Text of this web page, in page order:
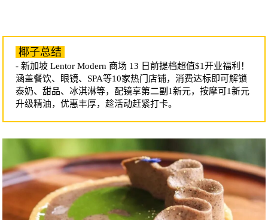
椰子总结
- 新加坡 Lentor Modern 商场 13 日前提档超值$1开业福利！
涵盖餐饮、眼镜、SPA等10家热门店铺，消费达标即可解锁
泰奶、甜品、冰淇淋等，配镜享第二副1新元，按摩可1新元
升级精油，优惠丰厚，趁活动赶紧打卡。